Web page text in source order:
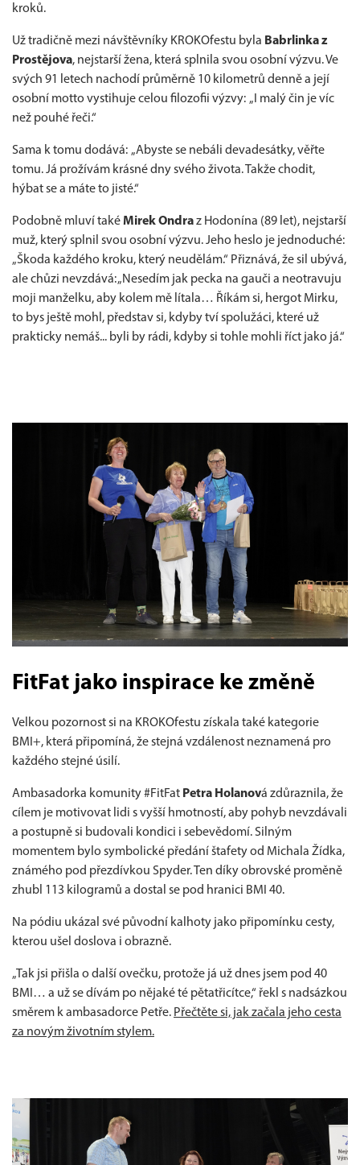
kroků.
Už tradičně mezi návštěvníky KROKOfestu byla Babrlinka z
Prostějova, nejstarší žena, která splnila svou osobní výzvu. Ve
svých 91 letech nachodí průměrně 10 kilometrů denně a její
osobní motto vystihuje celou filozofii výzvy: „I malý čin je víc
než pouhé řeči.“
Sama k tomu dodává: „Abyste se nebáli devadesátky, věřte
tomu. Já prožívám krásné dny svého života. Takže chodit,
hýbat se a máte to jisté.“
Podobně mluví takéMirek Ondraz Hodonína (89 let), nejstarší
muž, který splnil svou osobní výzvu. Jeho heslo je jednoduché:
„Škoda každého kroku, který neudělám.“ Přiznává, že sil ubývá,
ale chůzi nevzdává: „Nesedím jak pecka na gauči a neotravuju
moji manželku, aby kolem mě lítala… Říkám si, hergot Mirku,
to bys ještě mohl, představ si, kdyby tví spolužáci, které už
prakticky nemáš... byli by rádi, kdyby si tohle mohli říct jako já.“
FitFat jako inspirace ke změně
Velkou pozornost si na KROKOfestu získala také kategorie
BMI+, která připomíná, že stejná vzdálenost neznamená pro
každého stejné úsilí.
Ambasadorka komunity #FitFat Petra Holanová zdůraznila, že
cílem je motivovat lidi s vyšší hmotností, aby pohyb nevzdávali
a postupně si budovali kondici i sebevědomí. Silným
momentem bylo symbolické předání štafety od Michala Žídka,
známého pod přezdívkou Spyder. Ten díky obrovské proměně
zhubl 113 kilogramů a dostal se pod hranici BMI 40.
Na pódiu ukázal své původní kalhoty jako připomínku cesty,
kterou ušel doslova i obrazně.
„Tak jsi přišla o další ovečku, protože já už dnes jsem pod 40
BMI… a už se dívám po nějaké té pětatřicítce,“ řekl s nadsázkou
směrem k ambasadorce Petře. Přečtěte si, jak začala jeho cesta
za novým životním stylem.